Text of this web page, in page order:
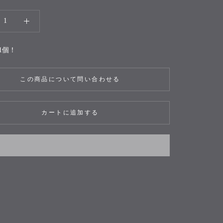
！
この商品について問い合わせる
カートに追加する